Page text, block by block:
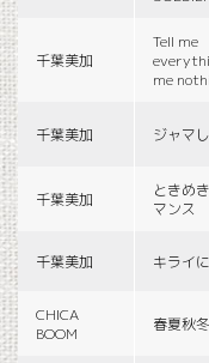
千葉美加
Tell me
me
千葉美加 ジャマ
千葉美加
ときめ
マンス
千葉美加 キライ
CHICA
BOOM
春夏秋